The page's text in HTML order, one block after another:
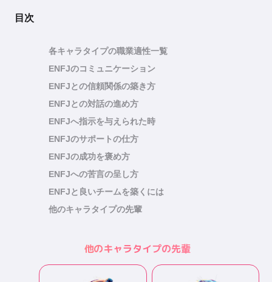
目次
各キャラタイプの職業適性一覧
ENFJのコミュニケーション
ENFJとの信頼関係の築き方
ENFJとの対話の進め方
ENFJへ指示を与えられた時
ENFJのサポートの仕方
ENFJの成功を褒め方
ENFJへの苦言の呈し方
ENFJと良いチームを築くには
他のキャラタイプの先輩
他のキャラタイプの先輩